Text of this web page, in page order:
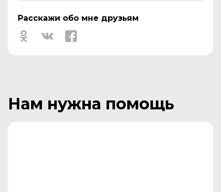
Расскажи обо мне друзьям
Нам нужна помощь